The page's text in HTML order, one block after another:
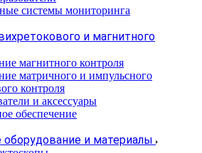
системы мониторинга
и магнитного
магнитного контроля
матричного и импульсного
контроля
и аксессуары
обеспечение
оборудование и материалы